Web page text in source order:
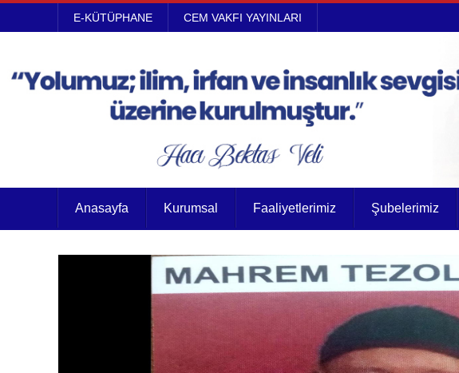
E-KÜTÜPHANE CEM VAKFI YAYINLARI
Anasayfa Kurumsal Faaliyetlerimiz Şubelerimiz